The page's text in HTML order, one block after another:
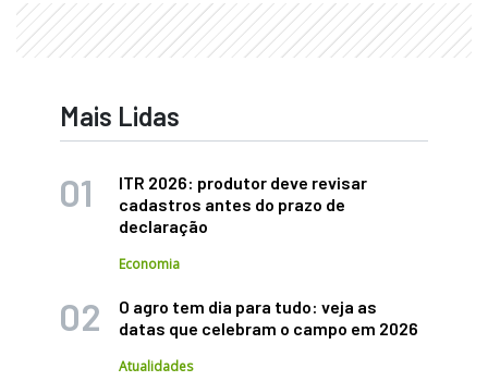
Mais Lidas
ITR 2026: produtor deve revisar
cadastros antes do prazo de
declaração
Economia
O agro tem dia para tudo: veja as
datas que celebram o campo em 2026
Atualidades